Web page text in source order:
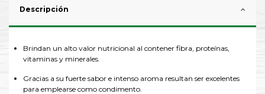
Descripción
Brindan un alto valor nutricional al contener fibra, proteínas,
vitaminas y minerales.
Gracias a su fuerte sabor e intenso aroma resultan ser excelentes
para emplearse como condimento.